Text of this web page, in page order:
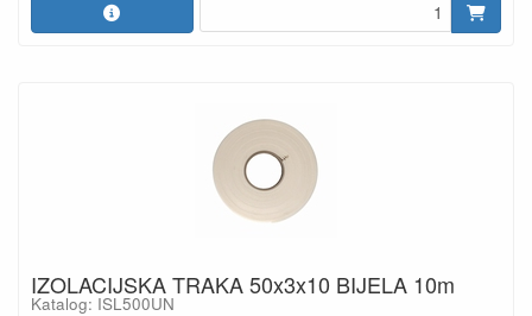
IZOLACIJSKA TRAKA 50x3x10 BIJELA 10m
Katalog: ISL500UN